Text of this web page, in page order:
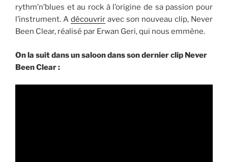
rythm’n’blues et au rock à l’origine de sa passion pour
l’instrument. A découvrir avec son nouveau clip, Never
Been Clear, réalisé par Erwan Geri, qui nous emmène.
On la suit dans un saloon dans son dernier clip Never
Been Clear :